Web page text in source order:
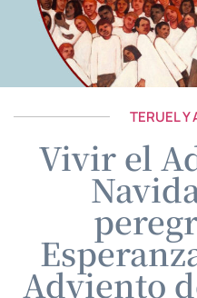
TERUEL Y
Vivir el
Adviento